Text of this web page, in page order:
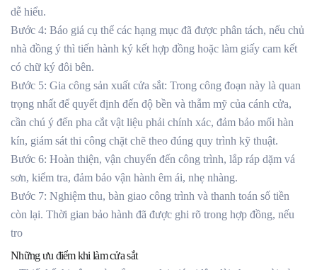
dễ hiểu.
Bước 4: Báo giá cụ thể các hạng mục đã được phân tách, nếu chủ
nhà đồng ý thì tiến hành ký kết hợp đồng hoặc làm giấy cam kết
có chữ ký đôi bên.
Bước 5: Gia công sản xuất cửa sắt: Trong công đoạn này là quan
trọng nhất để quyết định đến độ bền và thẫm mỹ của cánh cửa,
cần chú ý đến pha cắt vật liệu phải chính xác, đảm bảo mối hàn
kín, giám sát thi công chặt chẽ theo đúng quy trình kỹ thuật.
Bước 6: Hoàn thiện, vận chuyển đến công trình, lắp ráp dặm vá
sơn, kiểm tra, đảm bảo vận hành êm ái, nhẹ nhàng.
Bước 7: Nghiệm thu, bàn giao công trình và thanh toán số tiền
còn lại. Thời gian bảo hành đã được ghi rõ trong hợp đồng, nếu
tro
Những ưu điểm khi làm cửa sắt